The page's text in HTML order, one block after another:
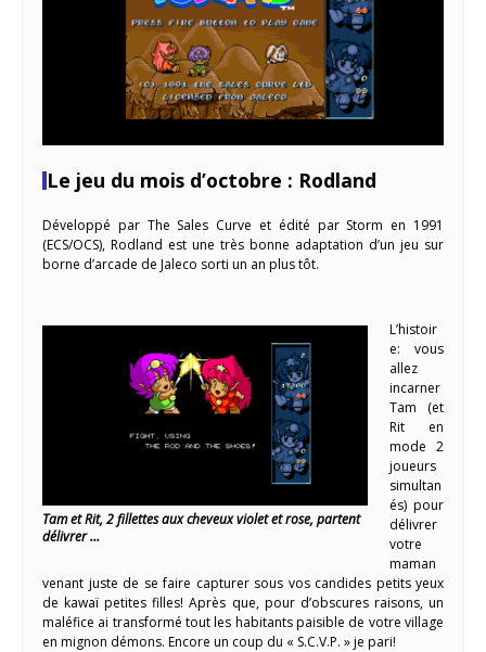
Le jeu du mois d’octobre : Rodland
Développé par The Sales Curve et édité par Storm en 1991
(ECS/OCS), Rodland est une très bonne adaptation d’un jeu sur
borne d’arcade de Jaleco sorti un an plus tôt.
Tam et Rit, 2 fillettes aux cheveux violet et rose, partent
délivrer …
L’histoir
e: vous
allez
incarner
Tam (et
Rit en
mode 2
joueurs
simultan
és) pour
délivrer
votre
maman
venant juste de se faire capturer sous vos candides petits yeux
de kawaï petites filles! Après que, pour d’obscures raisons, un
maléfice ai transformé tout les habitants paisible de votre village
en mignon démons. Encore un coup du « S.C.V.P. » je pari!